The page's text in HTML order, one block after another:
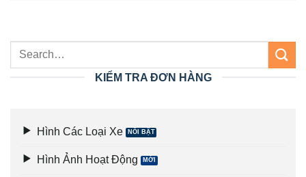
KIỂM TRA ĐƠN HÀNG
Hình Các Loại Xe
Hình Ảnh Hoạt Động